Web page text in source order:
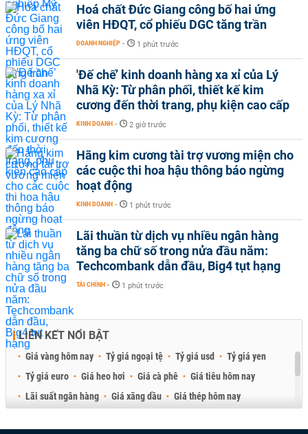
Hoá chất Đức Giang công bố hai ứng
viên HĐQT, cổ phiếu DGC tăng trần
DOANH NGHIỆP - 1 phút trước
'Đế chế’ kinh doanh hàng xa xỉ của Lý
Nhã Kỳ: Từ phân phối, thiết kế kim
cương đến thời trang, phụ kiện cao cấp
KINH DOANH - 2 giờ trước
Hãng kim cương tài trợ vương miện cho
các cuộc thi hoa hậu thông báo ngừng
hoạt động
KINH DOANH - 1 phút trước
Lãi thuần từ dịch vụ nhiều ngân hàng
tăng ba chữ số trong nửa đầu năm:
Techcombank dẫn đầu, Big4 tụt hạng
TÀI CHÍNH - 1 phút trước
LIÊN KẾT NỔI BẬT
Giá vàng hôm nay Tỷ giá ngoại tệ Tỷ giá usd
Tỷ giá yen
Tỷ giá euro
Giá heo hơi Giá cà phê
Giá tiêu hôm nay
Lãi suất ngân hàng
Giá xăng dầu
Giá thép hôm nay